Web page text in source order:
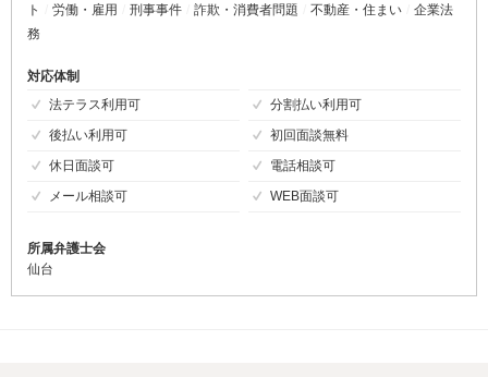
ト
労働・雇用 刑事事件 詐欺・消費者問題 不動産・住まい
企業法
務
対応体制
法テラス利用可
分割払い利用可
後払い利用可
初回面談無料
休日面談可
電話相談可
メール相談可
WEB面談可
所属弁護士会
仙台